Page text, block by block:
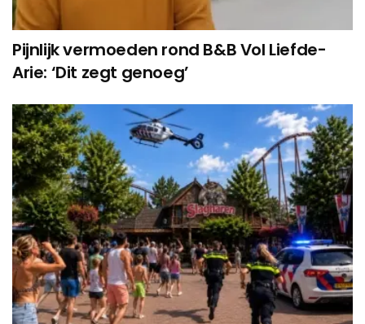
Pijnlijk vermoeden rond B&B Vol Liefde-
Arie: ‘Dit zegt genoeg’